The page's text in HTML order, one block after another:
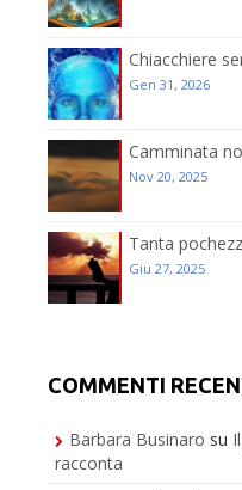
Chiacchiere
Gen 31, 2026
Camminata
Nov 20, 2025
Tanta
Giu 27, 2025
COMMENTI
Barbara Businaro su
racconta